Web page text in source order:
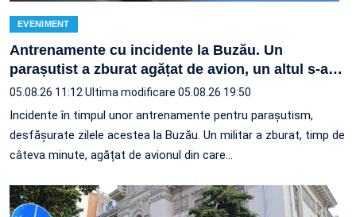
EVENIMENT
Antrenamente cu incidente la Buzău. Un
parașutist a zburat agățat de avion, un altul s-a…
05.08.26 11:12 Ultima modificare 05.08.26 19:50
Incidente în timpul unor antrenamente pentru parașutism,
desfășurate zilele acestea la Buzău. Un militar a zburat, timp de
câteva minute, agățat de avionul din care…